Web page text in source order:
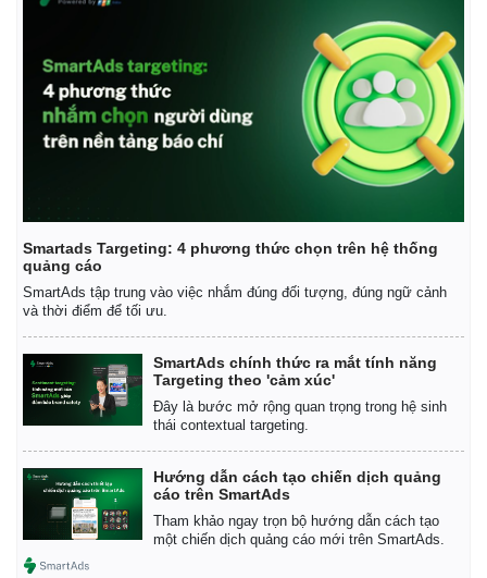
Pháp luật
Vụ án
Tin nóng
Tư vấn luật
Quân sự - Quốc phòng
Vũ khí
Việt Nam
Phân tích
Smartads Targeting: 4 phương thức chọn trên hệ thống
quảng cáo
SmartAds tập trung vào việc nhắm đúng đối tượng, đúng ngữ cảnh
và thời điểm để tối ưu.
SmartAds chính thức ra mắt tính năng
Targeting theo 'cảm xúc'
Đây là bước mở rộng quan trọng trong hệ sinh
thái contextual targeting.
Hướng dẫn cách tạo chiến dịch quảng
cáo trên SmartAds
Tham khảo ngay trọn bộ hướng dẫn cách tạo
một chiến dịch quảng cáo mới trên SmartAds.